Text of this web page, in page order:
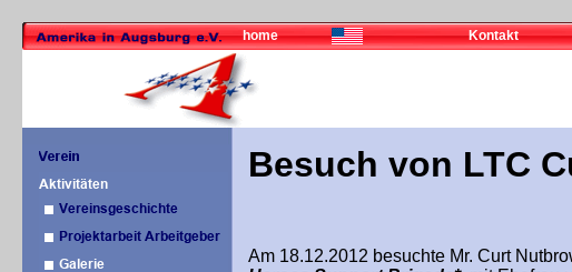
home Kontakt
Besuch von LTC
Am 18.12.2012 besuchte Mr. Curt